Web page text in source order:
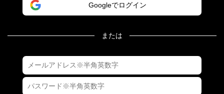
Googleでログイン
または